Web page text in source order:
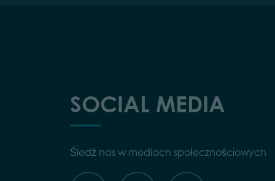
SOCIAL MEDIA
Śledź nas w mediach społecznościowych